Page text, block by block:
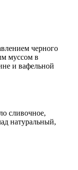
черного
муссом в
и вафельной
сливочное,
натуральный,